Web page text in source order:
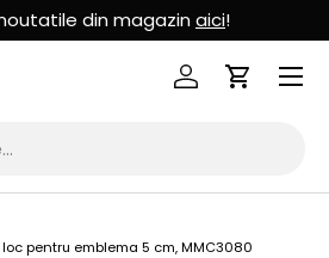
din magazin aici!
Logheaza-te
Cos de
pentru emblema 5 cm, MMC3080